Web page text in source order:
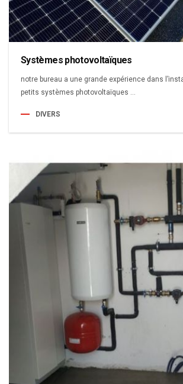
Systèmes photovoltaïques
notre bureau a une grande expérience dans
petits systèmes photovoltaïques ...
DIVERS